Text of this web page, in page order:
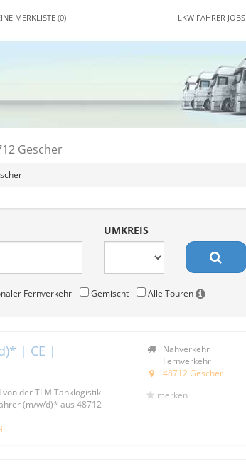
MERKLISTE(0) LKW FAHRER JOBS
Gescher
UMKREIS
Fernverkehr Gemischt Alle Touren
| CE |
der TLM Tanklogistik
(m/w/d)* aus 48712
Nahverkehr
Fernverkehr
48712 Gescher
merken